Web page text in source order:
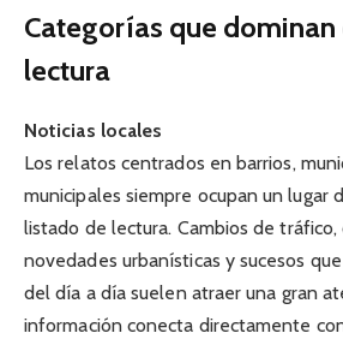
Categorías que dominan
lectura
Noticias locales
Los relatos centrados en barrios,
municipales siempre ocupan un lugar
listado de lectura. Cambios de tráfico,
novedades urbanísticas y sucesos
del día a día suelen atraer una gran
información conecta directamente